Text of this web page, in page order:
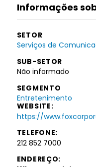
Informações
SETOR
Serviços de
SUB-SETOR
Não informado
SEGMENTO
Entretenimento
WEBSITE:
https://
TELEFONE:
212 852 7000
ENDEREÇO: